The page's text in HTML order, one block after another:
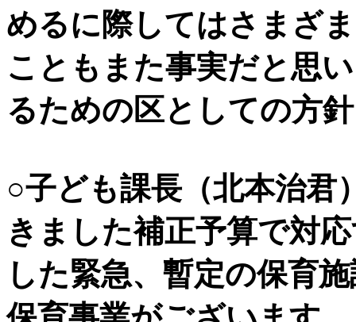
めるに際してはさまざ
こともまた事実だと思
るための区としての方
○子ども課長（北本治
きました補正予算で対
した緊急、暫定の保育